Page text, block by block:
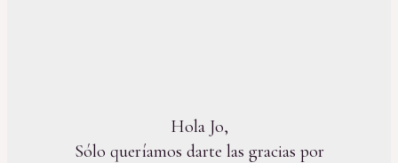
Hola Jo,
Sólo queríamos darte las gracias por